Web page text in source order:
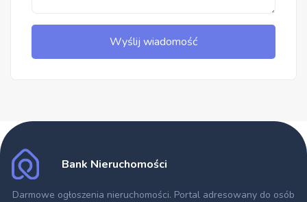
Wyślij wiadomość
Bank Nieruchomości
Darmowe ogłoszenia nieruchomości. Portal adresowany do osób